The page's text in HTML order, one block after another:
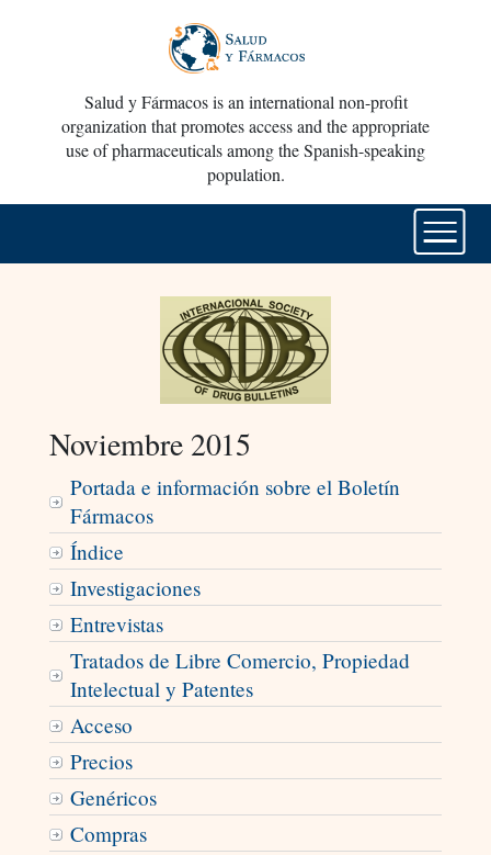
Salud y Fármacos is an international non-profit
organization that promotes access and the appropriate
use of pharmaceuticals among the Spanish-speaking
population.
Noviembre 2015
Portada e información sobre el Boletín
Fármacos
Índice
Investigaciones
Entrevistas
Tratados de Libre Comercio, Propiedad
Intelectual y Patentes
Acceso
Precios
Genéricos
Compras